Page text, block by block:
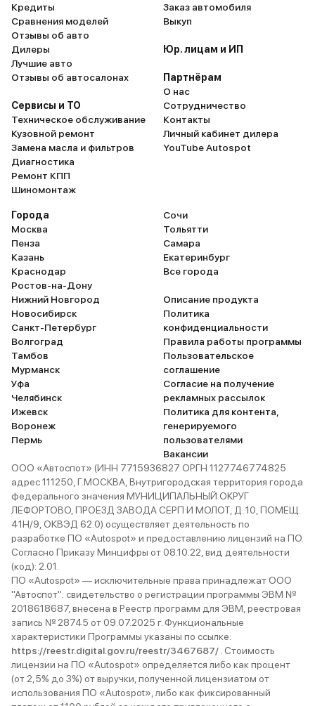
Кредиты
Сравнения моделей
Отзывы об авто
Дилеры
Лучшие авто
Отзывы об автосалонах
Сервисы и ТО
Техническое обслуживание
Кузовной ремонт
Замена масла и фильтров
Диагностика
Ремонт КПП
Шиномонтаж
Заказ автомобиля
Выкуп
Юр. лицам и ИП
Партнёрам
О нас
Сотрудничество
Контакты
Личный кабинет дилера
YouTube Autospot
Города
Москва
Пенза
Казань
Краснодар
Ростов-на-Дону
Нижний Новгород
Новосибирск
Санкт-Петербург
Волгоград
Тамбов
Мурманск
Уфа
Челябинск
Ижевск
Воронеж
Пермь
Сочи
Тольятти
Самара
Екатеринбург
Все города
Описание продукта
Политика
конфиденциальности
Правила работы программы
Пользовательское
соглашение
Согласие на получение
рекламных рассылок
Политика для контента,
генерируемого
пользователями
Вакансии
ООО «Автоспот» (ИНН 7715936827 ОРГН 1127746774825
адрес 111250, Г.МОСКВА, Внутригородская территория города
федерального значения МУНИЦИПАЛЬНЫЙ ОКРУГ
ЛЕФОРТОВО, ПРОЕЗД ЗАВОДА СЕРП И МОЛОТ, Д. 10, ПОМЕЩ.
41Н/9, ОКВЭД 62.0) осуществляет деятельность по
разработке ПО «Autospot» и предоставлению лицензий на ПО.
Согласно Приказу Минцифры от 08.10.22, вид деятельности
(код): 2.01.
ПО «Autospot» — исключительные права принадлежат ООО
"Автоспот": свидетельство о регистрации программы ЭВМ №
2018618687, внесена в Реестр программ для ЭВМ, реестровая
запись № 28745 от 09.07.2025 г. Функциональные
характеристики Программы указаны по ссылке:
https://reestr.digital.gov.ru/reestr/3467687/ . Стоимость
лицензии на ПО «Autospot» определяется либо как процент
(от 2,5% до 3%) от выручки, полученной лицензиатом от
использования ПО «Autospot», либо как фиксированный